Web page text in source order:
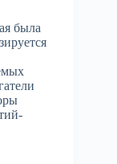
была